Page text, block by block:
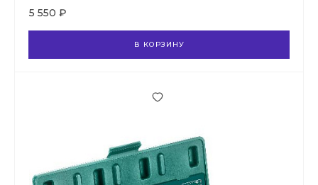
5 550 ₽
В КОРЗИНУ